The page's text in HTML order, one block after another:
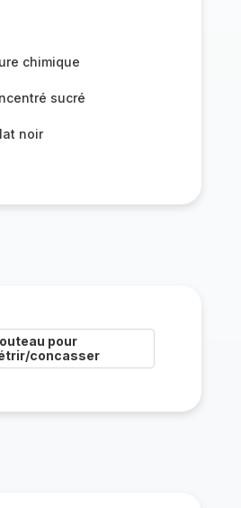
chimique
sucré
noir
pour
concasser